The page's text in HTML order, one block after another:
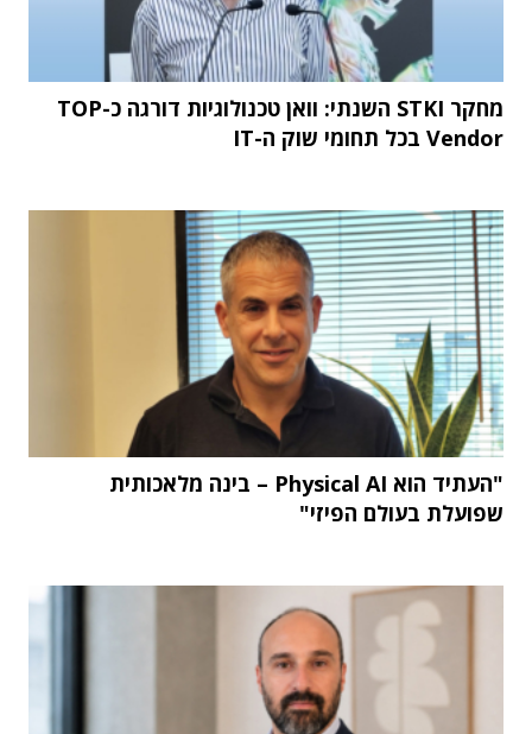
מחקר STKI השנתי: וואן טכנולוגיות דורגה כ-TOP
Vendor בכל תחומי שוק ה-IT
"העתיד הוא Physical AI – בינה מלאכותית
שפועלת בעולם הפיזי"